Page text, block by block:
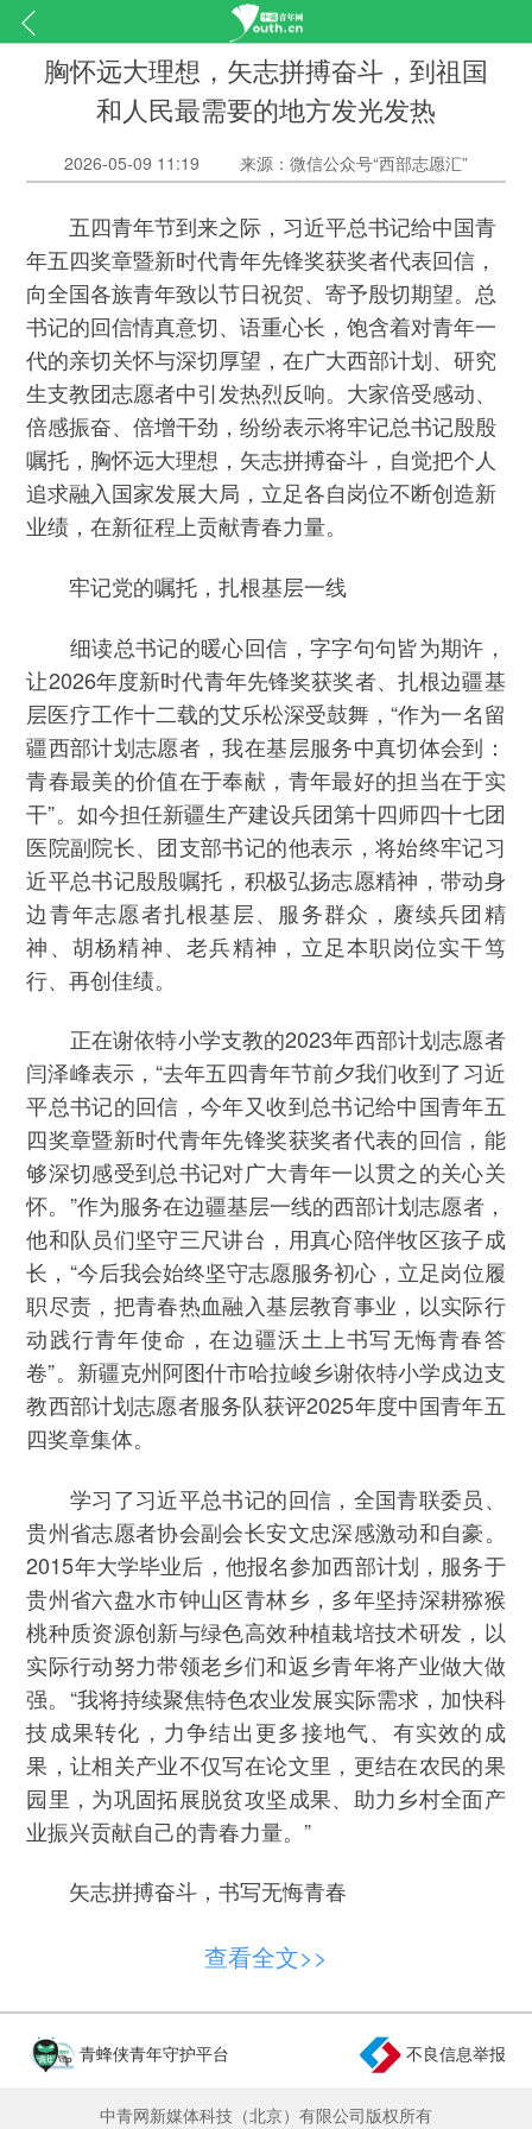
胸怀远大理想，矢志拼搏奋斗，到祖国
和人民最需要的地方发光发热
2026-05-09 11:19 来源：微信公众号“西部志愿汇”
五四青年节到来之际，习近平总书记给中国青
年五四奖章暨新时代青年先锋奖获奖者代表回信，
向全国各族青年致以节日祝贺、寄予殷切期望。总
书记的回信情真意切、语重心长，饱含着对青年一
代的亲切关怀与深切厚望，在广大西部计划、研究
生支教团志愿者中引发热烈反响。大家倍受感动、
倍感振奋、倍增干劲，纷纷表示将牢记总书记殷殷
嘱托，胸怀远大理想，矢志拼搏奋斗，自觉把个人
追求融入国家发展大局，立足各自岗位不断创造新
业绩，在新征程上贡献青春力量。
牢记党的嘱托，扎根基层一线
细读总书记的暖心回信，字字句句皆为期许，
让2026年度新时代青年先锋奖获奖者、扎根边疆基
层医疗工作十二载的艾乐松深受鼓舞，“作为一名留
疆西部计划志愿者，我在基层服务中真切体会到：
青春最美的价值在于奉献，青年最好的担当在于实
干”。如今担任新疆生产建设兵团第十四师四十七团
医院副院长、团支部书记的他表示，将始终牢记习
近平总书记殷殷嘱托，积极弘扬志愿精神，带动身
边青年志愿者扎根基层、服务群众，赓续兵团精
神、胡杨精神、老兵精神，立足本职岗位实干笃
行、再创佳绩。
正在谢依特小学支教的2023年西部计划志愿者
闫泽峰表示，“去年五四青年节前夕我们收到了习近
平总书记的回信，今年又收到总书记给中国青年五
四奖章暨新时代青年先锋奖获奖者代表的回信，能
够深切感受到总书记对广大青年一以贯之的关心关
怀。”作为服务在边疆基层一线的西部计划志愿者，
他和队员们坚守三尺讲台，用真心陪伴牧区孩子成
长，“今后我会始终坚守志愿服务初心，立足岗位履
职尽责，把青春热血融入基层教育事业，以实际行
动践行青年使命，在边疆沃土上书写无悔青春答
卷”。新疆克州阿图什市哈拉峻乡谢依特小学戍边支
教西部计划志愿者服务队获评2025年度中国青年五
四奖章集体。
学习了习近平总书记的回信，全国青联委员、
贵州省志愿者协会副会长安文忠深感激动和自豪。
2015年大学毕业后，他报名参加西部计划，服务于
贵州省六盘水市钟山区青林乡，多年坚持深耕猕猴
桃种质资源创新与绿色高效种植栽培技术研发，以
实际行动努力带领老乡们和返乡青年将产业做大做
强。“我将持续聚焦特色农业发展实际需求，加快科
技成果转化，力争结出更多接地气、有实效的成
果，让相关产业不仅写在论文里，更结在农民的果
园里，为巩固拓展脱贫攻坚成果、助力乡村全面产
业振兴贡献自己的青春力量。”
矢志拼搏奋斗，书写无悔青春
习近平总书记回信里饱含的深情厚望，跨越山
于新疆生产建设兵团第十四师四十七团七连的2021
年西部计划志愿者、第十四届中国青年志愿者优秀
间，他在当地推广大棚育肥、林下养殖技术，自筹
查看全文>>
青蜂侠青年守护平台 不良信息举报
中青网新媒体科技（北京）有限公司版权所有